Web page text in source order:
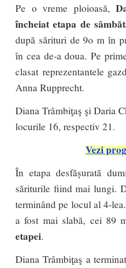
Pe o vreme ploioasă,
încheiat etapa de
după sărituri de 9o m în
în cea de-a doua. Pe
clasat reprezentantele
Anna Rupprecht.
Diana Trâmbiţaş şi Daria
locurile 16, respectiv 21.
Vezi
În etapa desfășurată
săriturile fiind mai lungi.
terminând pe locul al 4-
a fost mai slabă, cei 89
etapei.
Diana Trâmbiţaş a